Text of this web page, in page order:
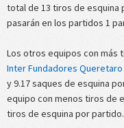
total de 13 tiros de esquina
pasarán en los partidos 1
Los otros equipos con más
Inter Fundadores Queretaro
y 9.17 saques de esquina
equipo con menos tiros de
tiros de esquina por partido.